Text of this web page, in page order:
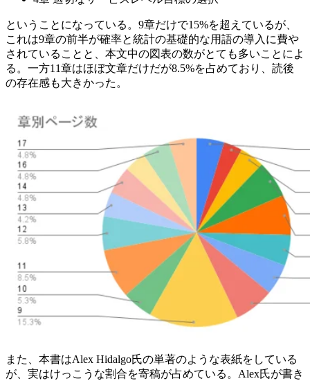
ということになっている。9章だけで15%を超えているが、
これは9章の前半が確率と統計の基礎的な用語の導入に費や
されていることと、本文中の図表の数がとても多いことによ
る。一方11章はほぼ文章だけだが8.5%を占めており、読後
の存在感も大きかった。
また、本書はAlex Hidalgo氏の単著のような表紙をしている
が、実はけっこうな割合を寄稿が占めている。Alex氏が書き